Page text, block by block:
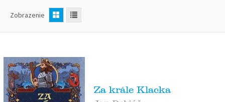
Zobrazenie
Za krále Klacka